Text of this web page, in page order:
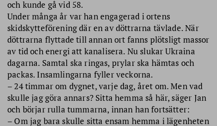
och kunde gå vid 58.
Under många år var han engagerad i ortens
skidskytteförening där en av döttrarna tävlade. När
döttrarna flyttade till annan ort fanns plötsligt massor
av tid och energi att kanalisera. Nu slukar Ukraina
dagarna. Samtal ska ringas, prylar ska hämtas och
packas. Insamlingarna fyller veckorna.
– 24 timmar om dygnet, varje dag, året om. Men vad
skulle jag göra annars? Sitta hemma så här, säger Jan
och börjar rulla tummarna, innan han fortsätter:
– Om jag bara skulle sitta ensam hemma i lägenheten